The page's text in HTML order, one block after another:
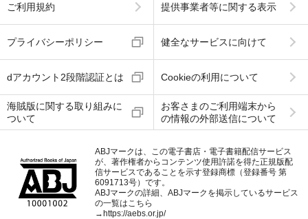
ご利用規約 提供事業者等に関する表示
プライバシーポリシー 健全なサービスに向けて
dアカウント2段階認証とは Cookieの利用について
海賊版に関する取り組みに
ついて
お客さまのご利用端末から
の情報の外部送信について
ABJマークは、この電子書店・電子書籍配信サービス
が、著作権者からコンテンツ使用許諾を得た正規版配
信サービスであることを示す登録商標（登録番号 第
6091713号）です。
ABJマークの詳細、ABJマークを掲示しているサービス
の一覧はこちら
→https://aebs.or.jp/